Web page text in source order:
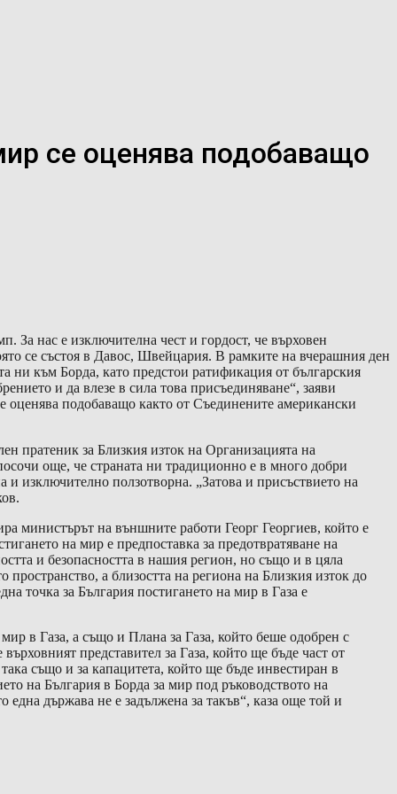
се оценява подобаващо
нас е изключителна чест и гордост, че върховен
се състоя в Давос, Швейцария. В рамките на вчерашния ден
ни към Борда, като предстои ратификация от българския
и да влезе в сила това присъединяване“, заяви
подобаващо както от Съединените американски
за Близкия изток на Организацията на
още, че страната ни традиционно е в много добри
и изключително ползотворна. „Затова и присъствието на
министърът на външните работи Георг Георгиев, който е
на мир е предпоставка за предотвратяване на
и безопасността в нашия регион, но също и в цяла
а близостта на региона на Близкия изток до
точка за България постигането на мир в Газа е
в Газа, а също и Плана за Газа, който беше одобрен с
представител за Газа, който ще бъде част от
също и за капацитета, който ще бъде инвестиран в
на България в Борда за мир под ръководството на
държава не е задължена за такъв“, каза още той и